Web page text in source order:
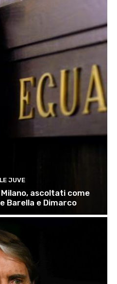
JUVE
ascoltati come
Barella e Dimarco